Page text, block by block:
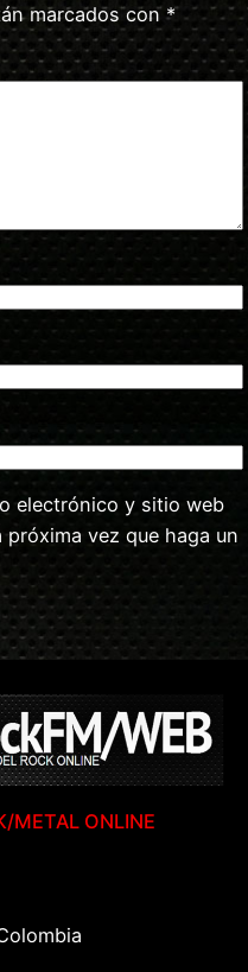
marcados con*
electrónico y sitio web
vez que haga un
METAL ONLINE